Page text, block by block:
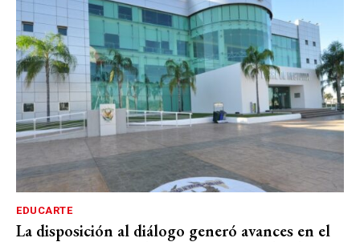
EDUCARTE
La disposición al diálogo generó avances en el